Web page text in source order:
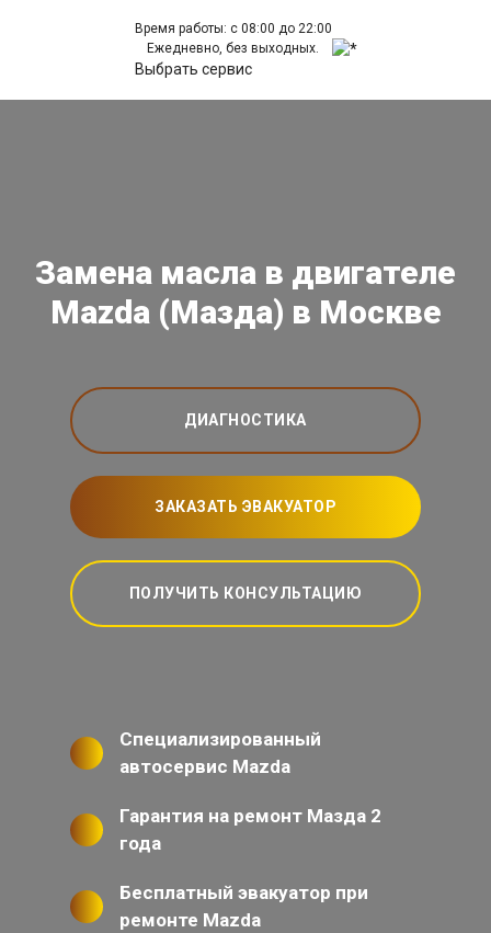
Время работы: с 08:00 до 22:00
Ежедневно, без выходных.
Выбрать сервис
Замена масла в двигателе
Mazda (Мазда) в Москве
ДИАГНОСТИКА
ЗАКАЗАТЬ ЭВАКУАТОР
ПОЛУЧИТЬ КОНСУЛЬТАЦИЮ
Специализированный
автосервис Mazda
Гарантия на ремонт Мазда 2
года
Бесплатный эвакуатор при
ремонте Mazda